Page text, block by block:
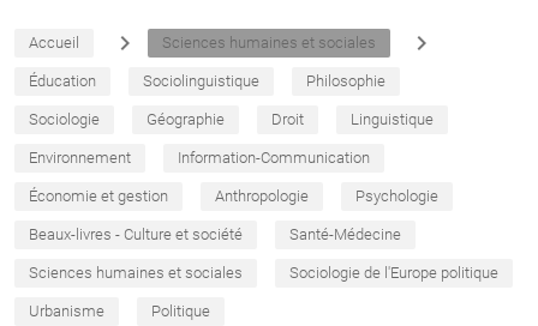
Accueil navigate_next Sciences humaines et sociales navigate_next
Éducation Sociolinguistique Philosophie
Sociologie Géographie Droit Linguistique
Environnement Information-Communication
Économie et gestion Anthropologie Psychologie
Beaux-livres - Culture et société Santé-Médecine
Sciences humaines et sociales Sociologie de l'Europe politique
Urbanisme Politique